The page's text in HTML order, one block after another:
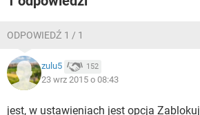
ODPOWIEDŹ 1 / 1
zulu5 152
23 wrz 2015 o 08:43
jest, w ustawieniach jest opcja Zablokuj